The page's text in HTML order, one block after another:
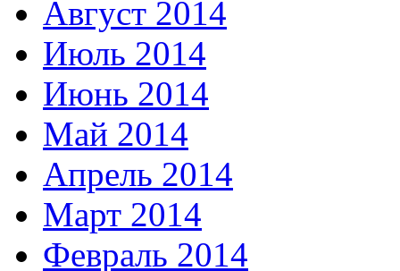
Август 2014
Июль 2014
Июнь 2014
Май 2014
Апрель 2014
Март 2014
Февраль 2014